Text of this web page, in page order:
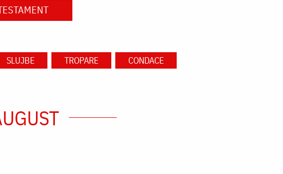
SLUJBE TROPARE CONDACE